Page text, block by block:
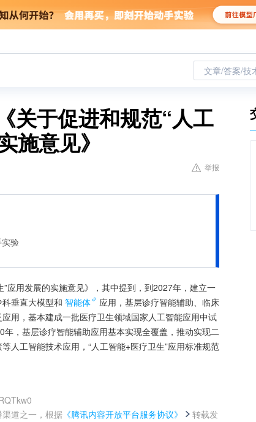
文章/答案/技
关于促进和规范“人工
施意见》
举报
验
”应用发展的实施意见》，其中提到，到2027年，建立一
垂直大模型和 智能体
应用，基层诊疗智能辅助、临床
用，基本建成一批医疗卫生领域国家人工智能应用中试
，基层诊疗智能辅助应用基本实现全覆盖，推动实现二
人工智能技术应用，“人工智能+医疗卫生”应用标准规范
道之一，根据 《腾讯内容开放平台服务协议》
转载发